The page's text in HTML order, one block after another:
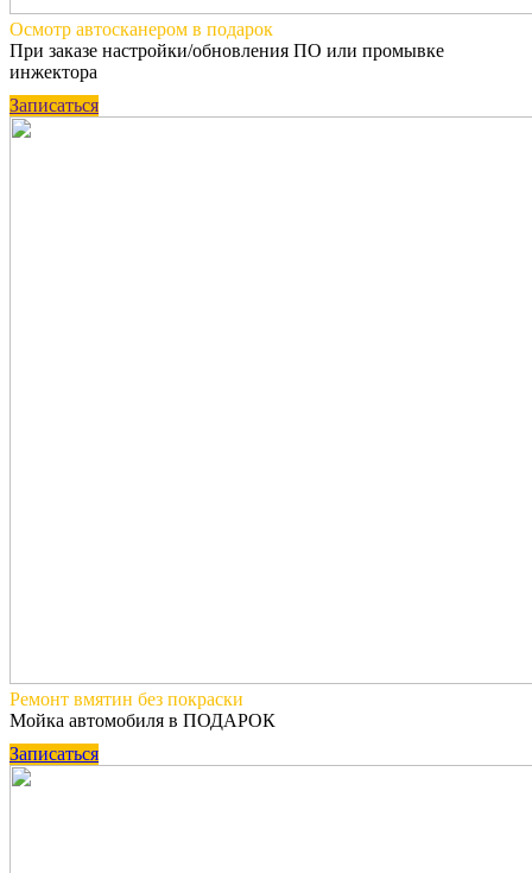
Осмотр автосканером в подарок
При заказе настройки/обновления ПО или промывке
инжектора
Записаться
Ремонт вмятин без покраски
Мойка автомобиля в ПОДАРОК
Записаться